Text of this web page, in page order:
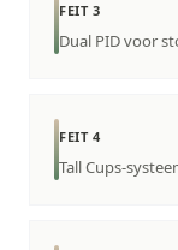
FEIT 3
Dual PID voor
FEIT 4
Tall Cups-